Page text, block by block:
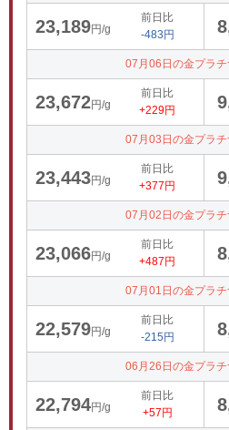
23,189円/g
前日比
-483円
07月06日の金プラ
23,672円/g
前日比
+229円
07月03日の金プラ
23,443円/g
前日比
+377円
07月02日の金プラ
23,066円/g
前日比
+487円
07月01日の金プラ
22,579円/g
前日比
-215円
06月26日の金プラ
22,794円/g
前日比
+57円